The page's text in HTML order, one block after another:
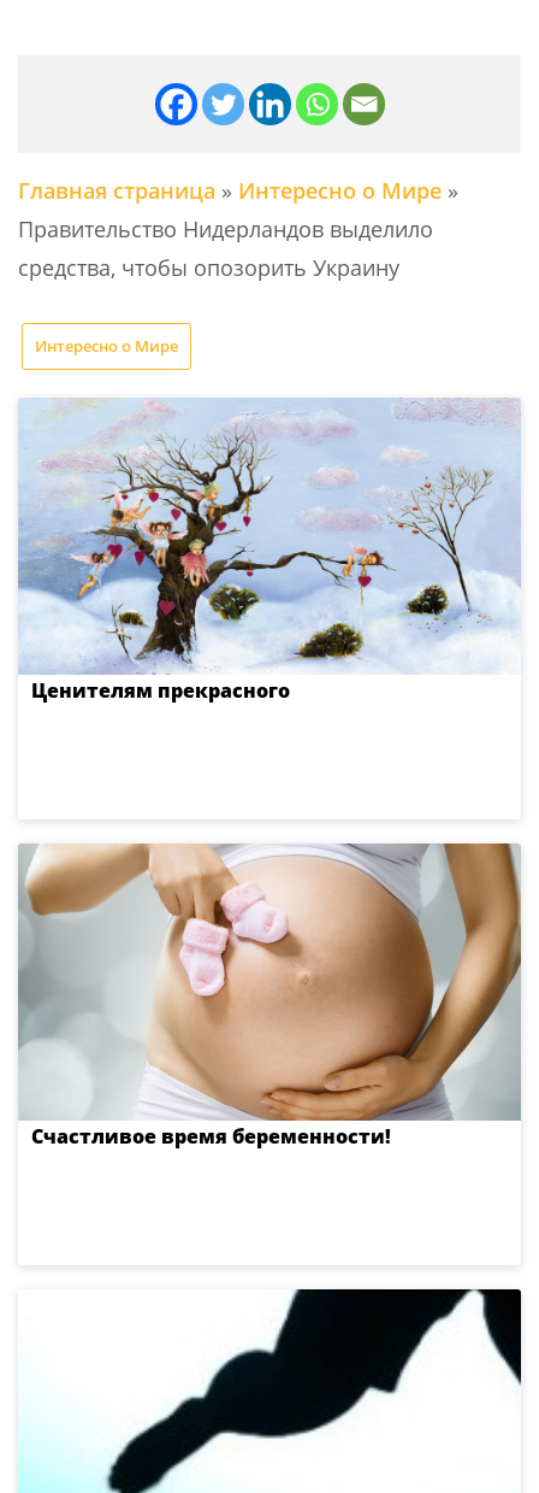
Главная страница » Интересно о Мире »
Правительство Нидерландов выделило
средства, чтобы опозорить Украину
Интересно о Мире
Ценителям прекрасного
Счастливое время беременности!